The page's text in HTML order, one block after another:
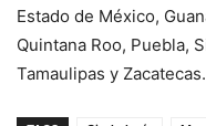
Estado de México,
Quintana Roo, Puebla,
Tamaulipas y Zacatecas.